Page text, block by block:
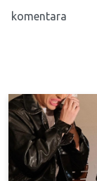
komentara